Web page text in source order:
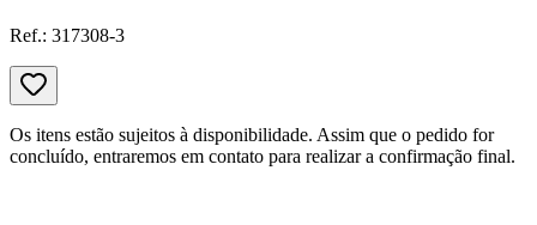
Ref.: 317308-3
Os itens estão sujeitos à disponibilidade. Assim que o pedido for
concluído, entraremos em contato para realizar a confirmação final.